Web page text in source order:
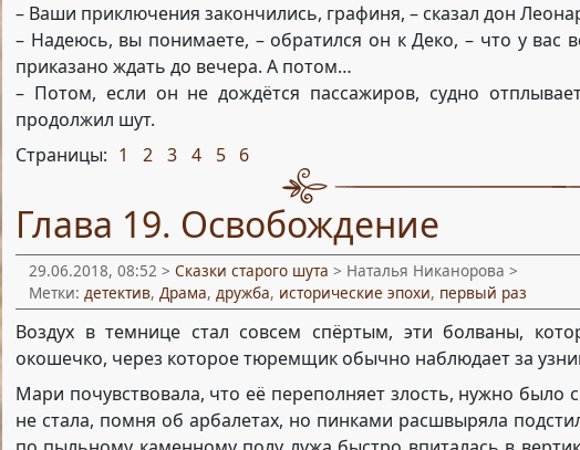
– Ваши приключения закончились, графиня, – сказал дон
– Надеюсь, вы понимаете, – обратился он к Деко, – что у вас
приказано ждать до вечера. А потом…
– Потом, если он не дождётся пассажиров, судно
продолжил шут.
Страницы: 1 2 3 4 5 6
Глава 19. Освобождение
29.06.2018, 08:52 > Сказки старого шута > Наталья Никанорова >
Метки: детектив, Драма, дружба, исторические эпохи, первый раз
Воздух в темнице стал совсем спёртым, эти болваны,
окошечко, через которое тюремщик обычно наблюдает за
Мари почувствовала, что её переполняет злость, нужно
не стала, помня об арбалетах, но пинками расшвыряла